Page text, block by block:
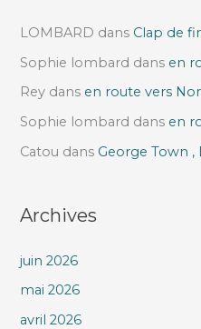
LOMBARD dans Clap de
Sophie lombard dans en
Rey dans en route vers
Sophie lombard dans en
Catou dans George Town ,
Archives
juin 2026
mai 2026
avril 2026